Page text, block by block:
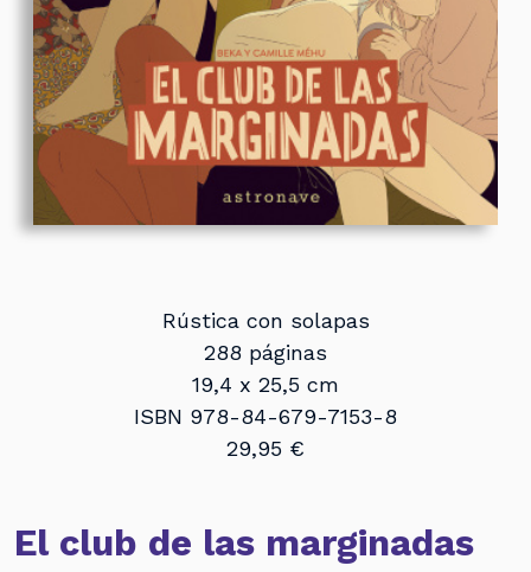
Rústica con solapas
288 páginas
19,4 x 25,5 cm
ISBN 978-84-679-7153-8
29,95 €
El club de las marginadas